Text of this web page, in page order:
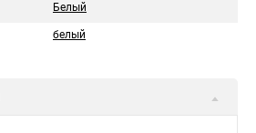
Белый
белый